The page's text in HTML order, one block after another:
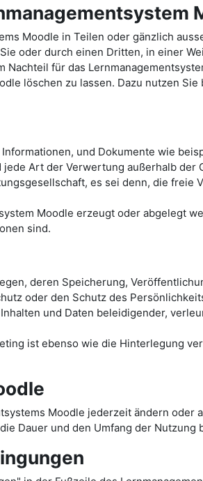
Moodle in Teilen oder gänzlich
oder durch einen Dritten, in einer
für das
löschen zu lassen. Dazu nutzen
und Dokumente wie
Art der Verwertung außerhalb
es sei denn, die freie
Moodle erzeugt oder abgelegt
sind.
deren Speicherung,
oder den Schutz des
und Daten beleidigender,
ist ebenso wie die Hinterlegung
Moodle jederzeit ändern
Dauer und den Umfang der Nutzung